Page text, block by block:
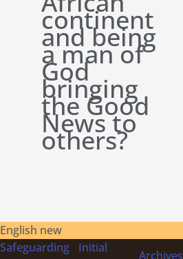
continent
and being
a man of
God
bringing
the Good
News to
others?
English new
Safeguarding
Initial
Archives